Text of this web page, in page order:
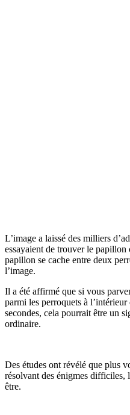
L’image a laissé des milliers
essayaient de trouver le papillon
papillon se cache entre deux
l’image.
Il a été affirmé que si vous
parmi les perroquets à
secondes, cela pourrait être un
ordinaire.
Des études ont révélé que plus
résolvant des énigmes difficiles,
être.